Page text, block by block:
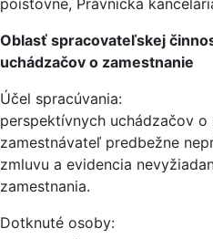
poisťovne, Právnická
Oblasť spracovateľskej
uchádzačov o zamestnanie
Účel
perspektívnych uchádzačov
zamestnávateľ predbežne
zmluvu a evidencia
zamestnania.
Dotknuté